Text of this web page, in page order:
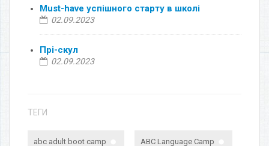
Must-have успішного старту в школі
02.09.2023
Прі-скул
02.09.2023
ТЕГИ
abc adult boot camp ABC Language Camp